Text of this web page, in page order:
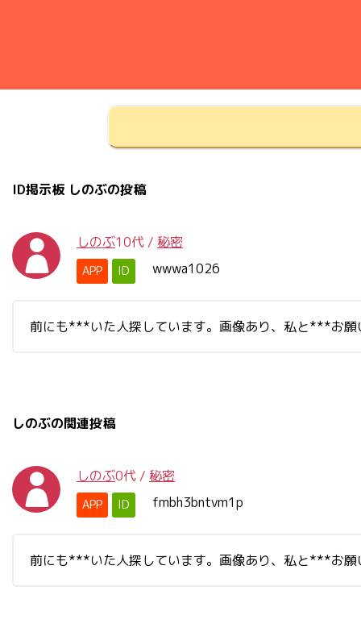
ID掲示板 しのぶの投稿
しのぶ10代 / 秘密
APP ID wwwa1026
前にも***いた人探しています。画像あり、私と***お願
しのぶの関連投稿
しのぶ0代 / 秘密
APP ID fmbh3bntvm1p
前にも***いた人探しています。画像あり、私と***お願